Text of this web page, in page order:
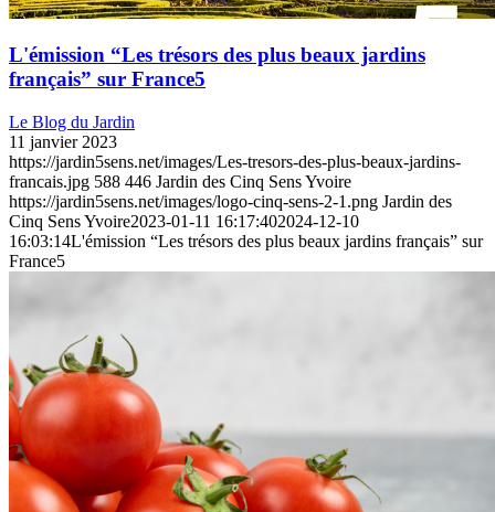
L'émission “Les trésors des plus beaux jardins
français” sur France5
Le Blog du Jardin
11 janvier 2023
https://jardin5sens.net/images/Les-tresors-des-plus-beaux-jardins-
francais.jpg 588 446 Jardin des Cinq Sens Yvoire
https://jardin5sens.net/images/logo-cinq-sens-2-1.png Jardin des
Cinq Sens Yvoire2023-01-11 16:17:402024-12-10
16:03:14L'émission “Les trésors des plus beaux jardins français” sur
France5